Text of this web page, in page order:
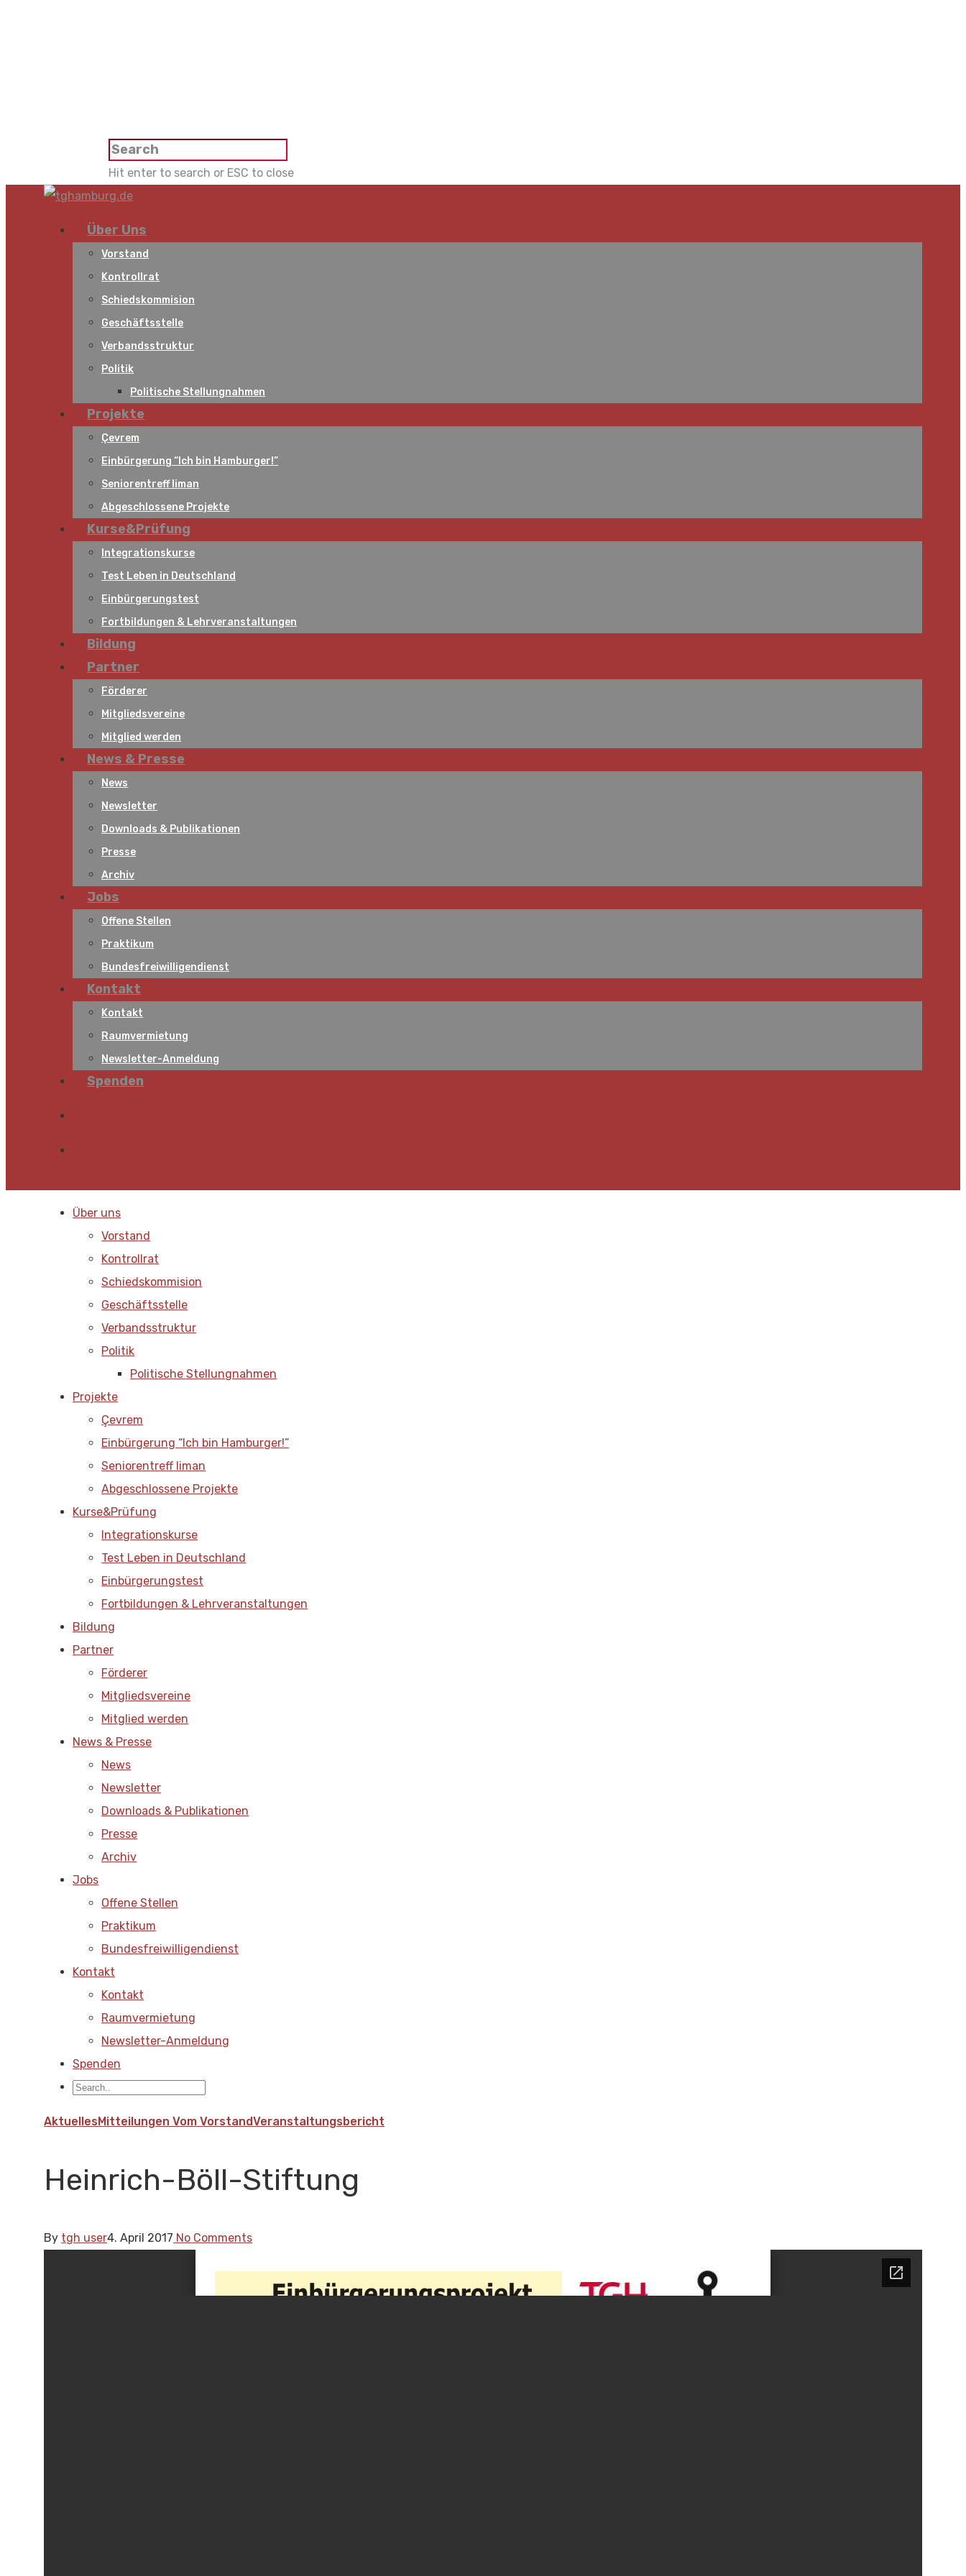
Hit enter to search or ESC to close
Über Uns
Vorstand
Kontrollrat
Schiedskommision
Geschäftsstelle
Verbandsstruktur
Politik
Politische Stellungnahmen
Projekte
Çevrem
Einbürgerung “Ich bin Hamburger!”
Seniorentreff liman
Abgeschlossene Projekte
Kurse&Prüfung
Integrationskurse
Test Leben in Deutschland
Einbürgerungstest
Fortbildungen & Lehrveranstaltungen
Bildung
Partner
Förderer
Mitgliedsvereine
Mitglied werden
News & Presse
News
Newsletter
Downloads & Publikationen
Presse
Archiv
Jobs
Offene Stellen
Praktikum
Bundesfreiwilligendienst
Kontakt
Kontakt
Raumvermietung
Newsletter-Anmeldung
Spenden
Über uns
Vorstand
Kontrollrat
Schiedskommision
Geschäftsstelle
Verbandsstruktur
Politik
Politische Stellungnahmen
Projekte
Çevrem
Einbürgerung “Ich bin Hamburger!”
Seniorentreff liman
Abgeschlossene Projekte
Kurse&Prüfung
Integrationskurse
Test Leben in Deutschland
Einbürgerungstest
Fortbildungen & Lehrveranstaltungen
Bildung
Partner
Förderer
Mitgliedsvereine
Mitglied werden
News & Presse
News
Newsletter
Downloads & Publikationen
Presse
Archiv
Jobs
Offene Stellen
Praktikum
Bundesfreiwilligendienst
Kontakt
Kontakt
Raumvermietung
Newsletter-Anmeldung
Spenden
AktuellesMitteilungen Vom VorstandVeranstaltungsbericht
Heinrich-Böll-Stiftung
By tgh user4. April 2017 No Comments